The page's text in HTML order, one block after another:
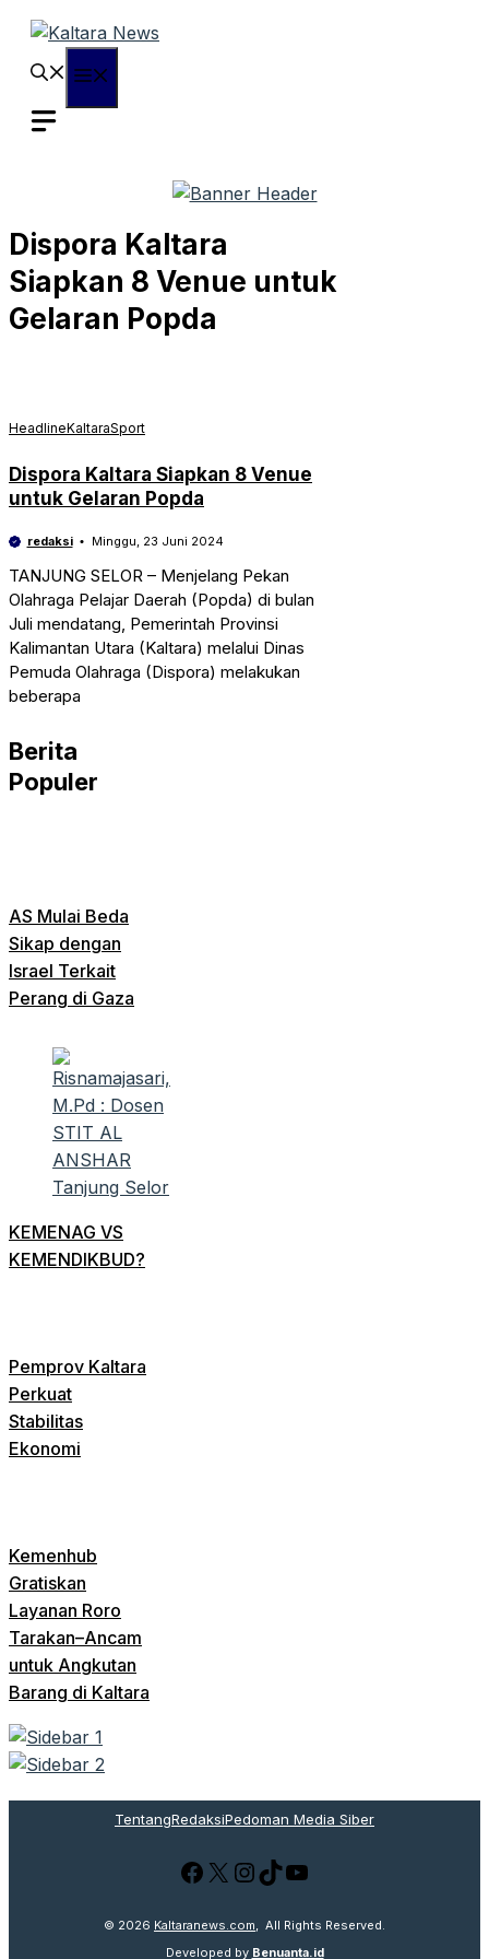
Langsung
Dispora Kaltara
Siapkan 8 Venue untuk
Gelaran Popda
HeadlineKaltaraSport
Dispora Kaltara Siapkan 8 Venue
untuk Gelaran Popda
redaksi Minggu, 23 Juni 2024
TANJUNG SELOR – Menjelang Pekan
Olahraga Pelajar Daerah (Popda) di bulan
Juli mendatang, Pemerintah Provinsi
Kalimantan Utara (Kaltara) melalui Dinas
Pemuda Olahraga (Dispora) melakukan
beberapa
Berita
Populer
AS Mulai Beda
Sikap dengan
Israel Terkait
Perang di Gaza
KEMENAG VS
KEMENDIKBUD?
Pemprov Kaltara
Perkuat
Stabilitas
Ekonomi
Kemenhub
Gratiskan
Layanan Roro
Tarakan–Ancam
untuk Angkutan
Barang di Kaltara
TentangRedaksiPedoman Media Siber
Facebook
X Instagram
TikTok
YouTube
© 2026 Kaltaranews.com, All Rights Reserved.
Developed by Benuanta.id